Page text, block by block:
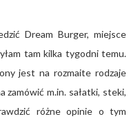
Dream Burger, miejsce
tam kilka tygodni temu.
jest na rozmaite rodzaje
zamówić m.in. sałatki, steki,
różne opinie o tym